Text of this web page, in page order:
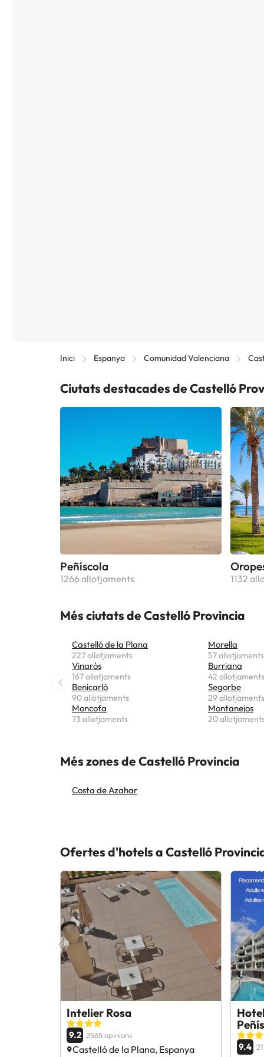
Inici Espanya Comunidad Valenciana
Ciutats destacades de Castelló
Peñíscola
1266 allotjaments 1132
Més ciutats de Castelló Provincia
Castelló de la Plana
227 allotjaments
Vinaròs
167 allotjaments
Benicarló
90 allotjaments
Moncofa
73 allotjaments
Morella
57 allotjaments
Burriana
42 allotjaments
Segorbe
29 allotjaments
Montanejos
20
Més zones de Castelló Provincia
Costa de Azahar
Ofertes d'hotels a Castelló
Intelier Rosa
9.2 2565 opinions
Castelló de la Plana, Espanya 9.4